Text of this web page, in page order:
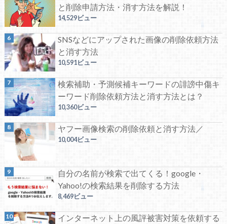
と削除申請方法・消す方法を解説！
14,529ビュー
SNSなどにアップされた画像の削除依頼方法
と消す方法
10,591ビュー
検索補助・予測候補キーワードの誹謗中傷キ
ーワード削除依頼方法と消す方法とは？
10,360ビュー
ヤフー画像検索の削除依頼と消す方法／
10,004ビュー
自分の名前が検索で出てくる！google・
Yahoo!の検索結果を削除する方法
8,469ビュー
インターネット上の風評被害対策を依頼する